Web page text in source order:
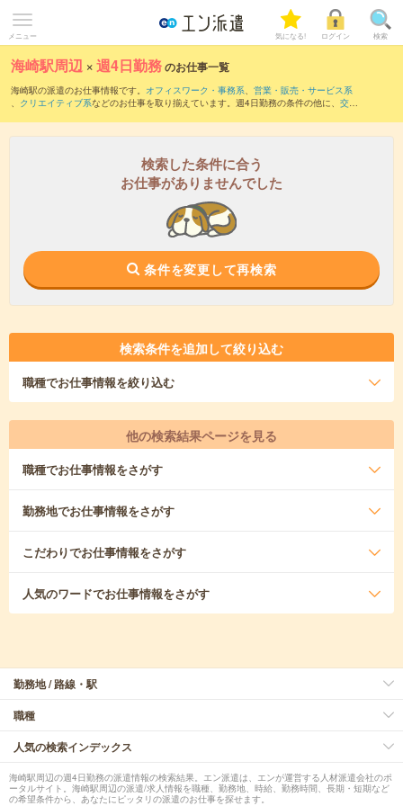
メニュー 気になる! ログイン 検索
海崎駅周辺 ×週4日勤務のお仕事一覧
海崎駅の派遣のお仕事情報です。 オフィスワーク・事務系、 営業・販売・サービス系
、 クリエイティブ系などのお仕事を取り揃えています。週4日勤務の条件の他に、 交通
検索した条件に合う
お仕事がありませんでした
条件を変更して再検索
検索条件を追加して絞り込む
職種でお仕事情報を絞り込む
他の検索結果ページを見る
職種でお仕事情報をさがす
勤務地でお仕事情報をさがす
こだわりでお仕事情報をさがす
人気のワードでお仕事情報をさがす
勤務地 / 路線・駅
職種
人気の検索インデックス
海崎駅周辺の週4日勤務の派遣情報の検索結果。エン派遣は、エンが運営する人材派遣会社のポ
ータルサイト。海崎駅周辺の派遣/求人情報を職種、勤務地、時給、勤務時間、長期・短期など
の希望条件から、あなたにピッタリの派遣のお仕事を探せます。